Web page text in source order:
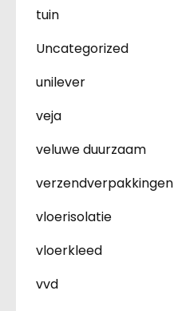
tuin
Uncategorized
unilever
veja
veluwe duurzaam
verzendverpakkingen
vloerisolatie
vloerkleed
vvd